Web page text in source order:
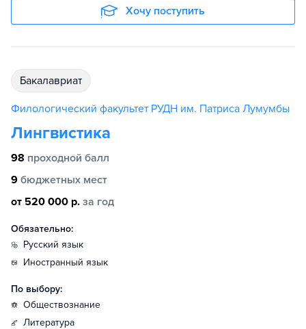
Хочу поступить
бакалавриат
Филологический факультет РУДН им. Патриса Лумумбы
Лингвистика
98 проходной балл
9 бюджетных мест
от 520 000 р. за год
Обязательно:
русский язык
иностранный язык
По выбору:
обществознание
литература